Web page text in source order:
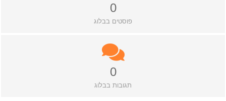
0
פוסטים בבלוג
0
תגובות בבלוג